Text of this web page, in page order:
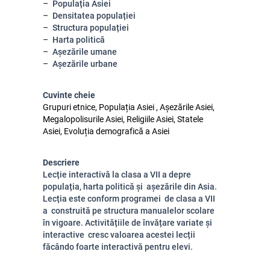
Populația Asiei
Densitatea populației
Structura populației
Harta politică
Așezările umane
Așezările urbane
Cuvinte cheie
Grupuri etnice, Populația Asiei , Așezările Asiei,
Megalopolisurile Asiei, Religiile Asiei, Statele
Asiei, Evoluția demografică a Asiei
Descriere
Lecție interactivă la clasa a VII a depre
populația, harta politică și așezările din Asia.
Lecția este conform programei de clasa a VII
a construită pe structura manualelor scolare
în vigoare. Activitățiile de învățare variate și
interactive cresc valoarea acestei lecții
făcândo foarte interactivă pentru elevi.